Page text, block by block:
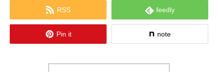
 RSS  feedly
 Pin it note